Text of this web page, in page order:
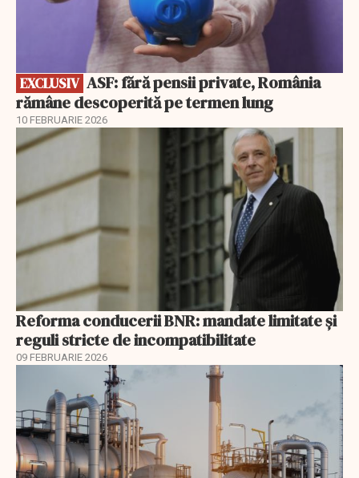
EXCLUSIV
rămâne descoperită pe termen lung
10 FEBRUARIE 2026
Reforma conducerii BNR: mandate limitate și
reguli stricte de incompatibilitate
09 FEBRUARIE 2026